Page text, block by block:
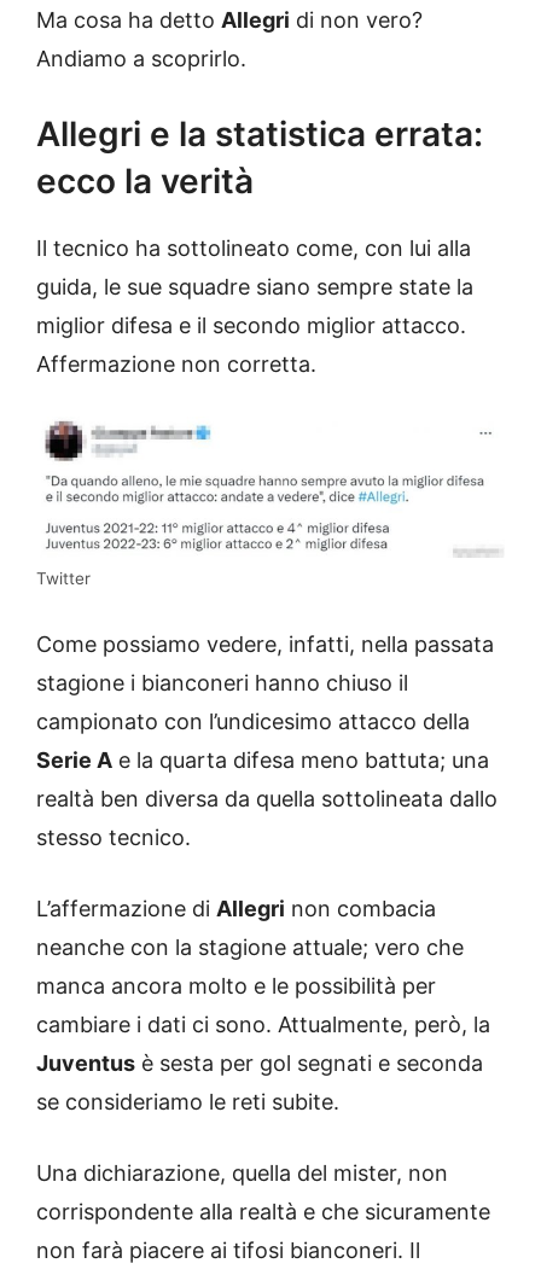
Ma cosa ha detto Allegri di non vero?
Andiamo a scoprirlo.
Allegri e la statistica errata:
ecco la verità
Il tecnico ha sottolineato come, con lui alla
guida, le sue squadre siano sempre state la
miglior difesa e il secondo miglior attacco.
Affermazione non corretta.
Twitter
Come possiamo vedere, infatti, nella passata
stagione i bianconeri hanno chiuso il
campionato con l’undicesimo attacco della
Serie A e la quarta difesa meno battuta; una
realtà ben diversa da quella sottolineata dallo
stesso tecnico.
L’affermazione di Allegri non combacia
neanche con la stagione attuale; vero che
manca ancora molto e le possibilità per
cambiare i dati ci sono. Attualmente, però, la
Juventus è sesta per gol segnati e seconda
se consideriamo le reti subite.
Una dichiarazione, quella del mister, non
corrispondente alla realtà e che sicuramente
non farà piacere ai tifosi bianconeri. Il